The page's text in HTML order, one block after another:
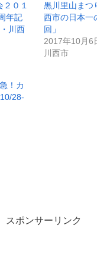
２０１
年記
川西
黒川里山まつ
西市の日本一
回」
2017年10月6
川西市
！カ
28-
スポンサーリンク